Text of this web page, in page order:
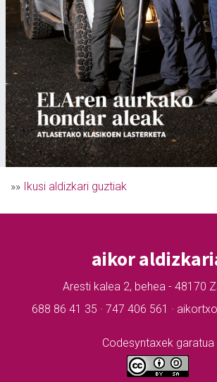
»» Ikusi aldizkari guztiak
aikor
Aresti kalea 2, behea - 48170
688 86 41 35 · 747 406 561 ·
Codesyntaxek garatua